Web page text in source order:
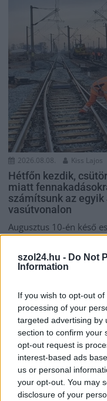
szol24.hu - Do Not
Information
If you wish to opt-out
processing of your
targeted advertising by
section to confirm your
opt-out request is
interest-based ads
us or personal
your opt-out. You may
disclosure of your
2026.08.08. Kiss Lajos
Hétfőn kezdik,
miatt
számítsunk az
vasútvonalon
Augusztus 10-én késő
JNSZ megyei hírek